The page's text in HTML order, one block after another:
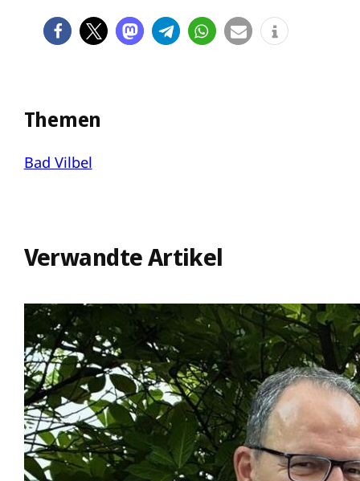
Themen
Bad Vilbel
Verwandte Artikel